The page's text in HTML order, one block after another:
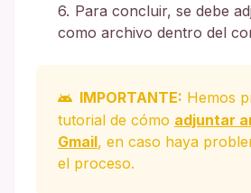
Para concluir, se debe
como archivo dentro del
IMPORTANTE: Hemos
tutorial de cómo adjuntar
Gmail, en caso haya
el proceso.